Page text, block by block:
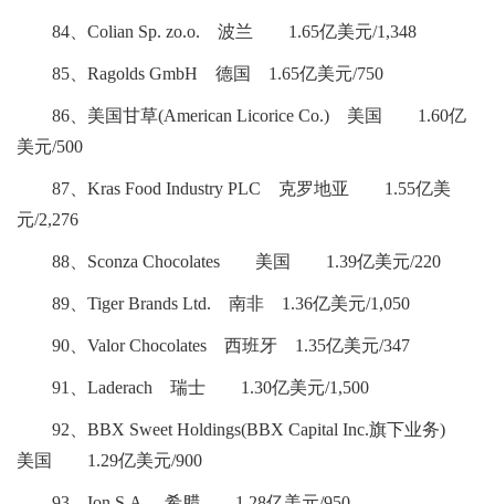
84、Colian Sp. zo.o. 波兰 1.65亿美元/1,348
85、Ragolds GmbH 德国 1.65亿美元/750
86、美国甘草(American Licorice Co.) 美国 1.60亿
美元/500
87、Kras Food Industry PLC 克罗地亚 1.55亿美
元/2,276
88、Sconza Chocolates 美国 1.39亿美元/220
89、Tiger Brands Ltd. 南非 1.36亿美元/1,050
90、Valor Chocolates 西班牙 1.35亿美元/347
91、Laderach 瑞士 1.30亿美元/1,500
92、BBX Sweet Holdings(BBX Capital Inc.旗下业务)
美国 1.29亿美元/900